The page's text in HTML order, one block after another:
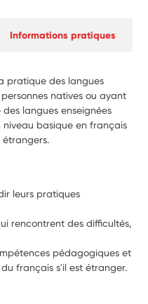
Informations pratiques
pratique des langues
natives ou ayant
langues enseignées
niveau basique en français
étrangers.
leurs pratiques
rencontrent des difficultés,
pédagogiques et
français s'il est étranger.